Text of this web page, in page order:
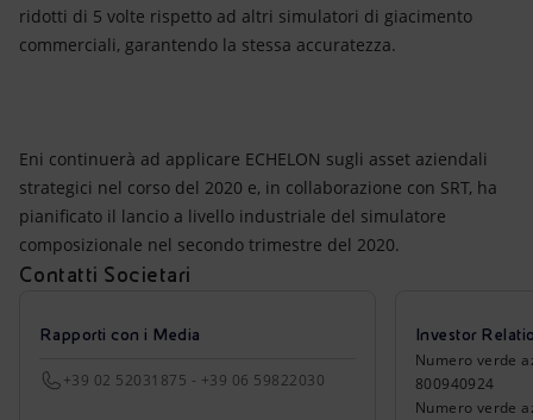
ridotti di 5 volte rispetto ad altri simulatori di giacimento
commerciali, garantendo la stessa accuratezza.
Eni continuerà ad applicare ECHELON sugli asset aziendali
strategici nel corso del 2020 e, in collaborazione con SRT, ha
pianificato il lancio a livello industriale del simulatore
composizionale nel secondo trimestre del 2020.
Contatti Societari
Rapporti con i Media
+39 02 52031875 - +39 06 59822030
Investor
Numero verde
800940924
Numero verde